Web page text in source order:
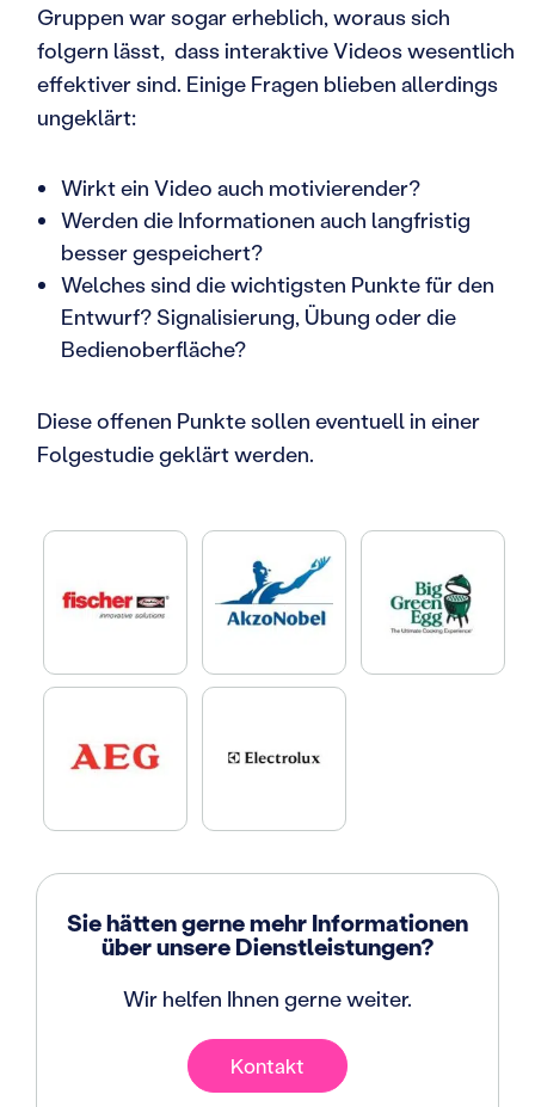
Gruppen war sogar erheblich, woraus sich
folgern lässt, dass interaktive Videos wesentlich
effektiver sind. Einige Fragen blieben allerdings
ungeklärt:
Wirkt ein Video auch motivierender?
Werden die Informationen auch langfristig
besser gespeichert?
Welches sind die wichtigsten Punkte für den
Entwurf? Signalisierung, Übung oder die
Bedienoberfläche?
Diese offenen Punkte sollen eventuell in einer
Folgestudie geklärt werden.
Sie hätten gerne mehr Informationen
über unsere Dienstleistungen?
Wir helfen Ihnen gerne weiter.
Kontakt